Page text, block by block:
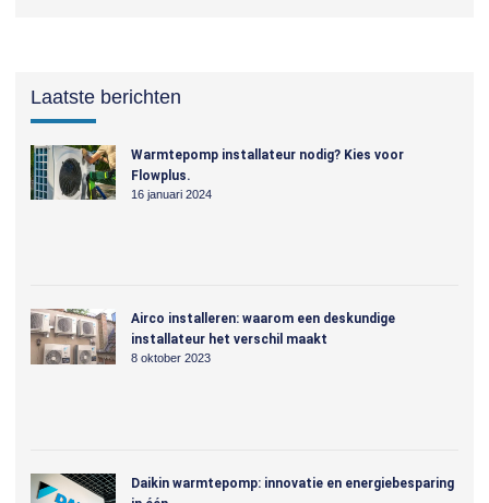
Laatste berichten
Warmtepomp installateur nodig? Kies voor
Flowplus.
16 januari 2024
Airco installeren: waarom een deskundige
installateur het verschil maakt
8 oktober 2023
Daikin warmtepomp: innovatie en energiebesparing